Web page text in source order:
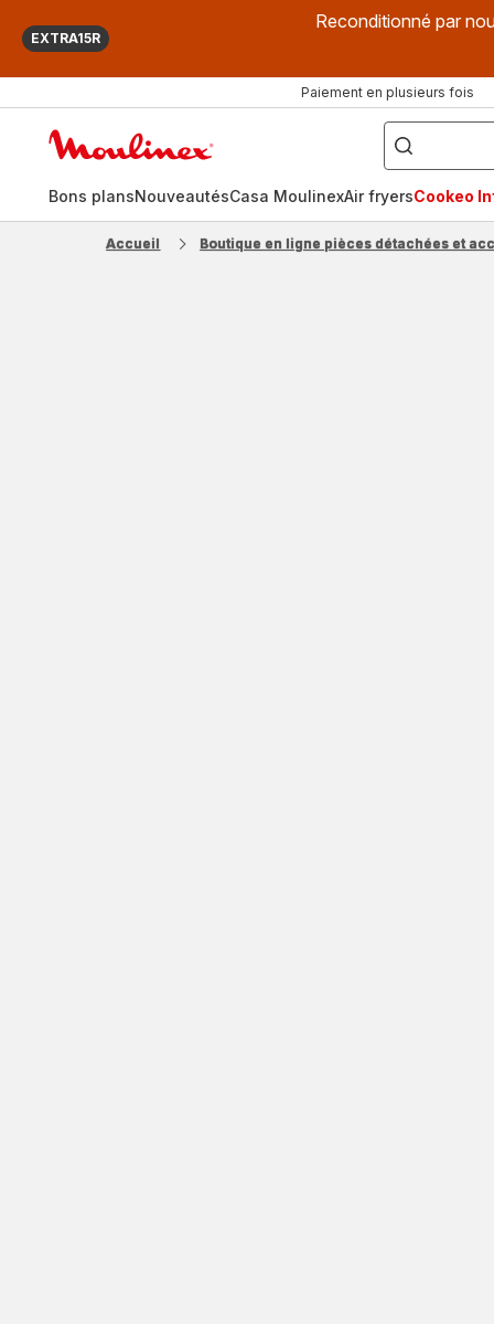
EXTRA15R
Reconditionné par
Paiement en plusieurs fois
["Que
recherchez-
vous
?",
fryer",
"Companion"]
Bons plansNouveautésCasa MoulinexAir fryersCookeo
Accueil Boutique en ligne pièces détachées et